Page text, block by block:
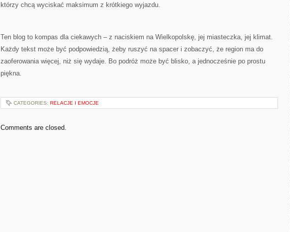
którzy chcą wyciskać maksimum z krótkiego wyjazdu.
Ten blog to kompas dla ciekawych – z naciskiem na Wielkopolskę, jej miasteczka, jej klimat.
Każdy tekst może być podpowiedzią, żeby ruszyć na spacer i zobaczyć, że region ma do
zaoferowania więcej, niż się wydaje. Bo podróż może być blisko, a jednocześnie po prostu
piękna.
CATEGORIES: RELACJE I EMOCJE
Comments are closed.